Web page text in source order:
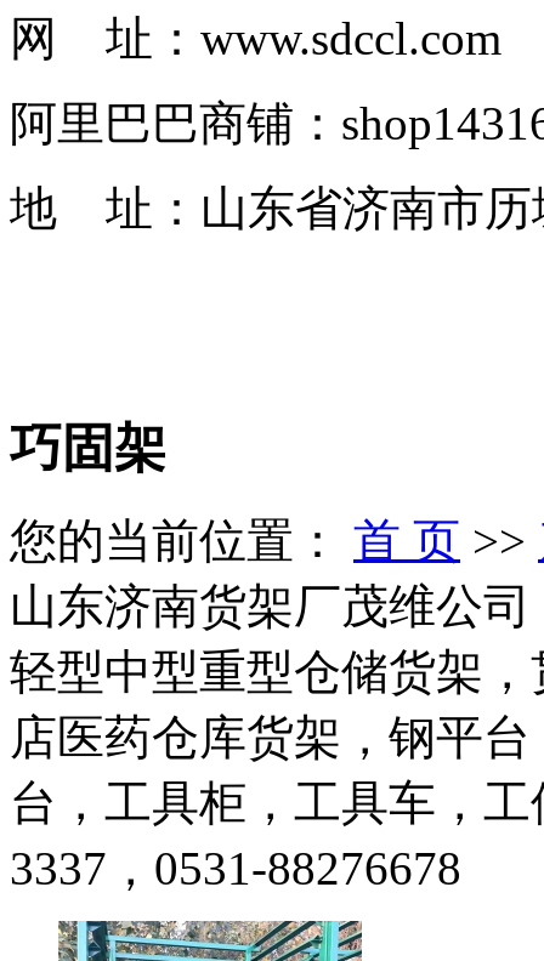
网 址：www.sdccl.com
阿里巴巴商铺：
地 址：山东省济南市历
巧固架
您的当前位置： 首 页 >>
山东济南货架厂茂维公
轻型中型重型仓储货架
店医药仓库货架，钢平
台，工具柜，工具车，
3337，0531-88276678